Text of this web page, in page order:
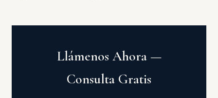
Llámenos Ahora —
Consulta Gratis